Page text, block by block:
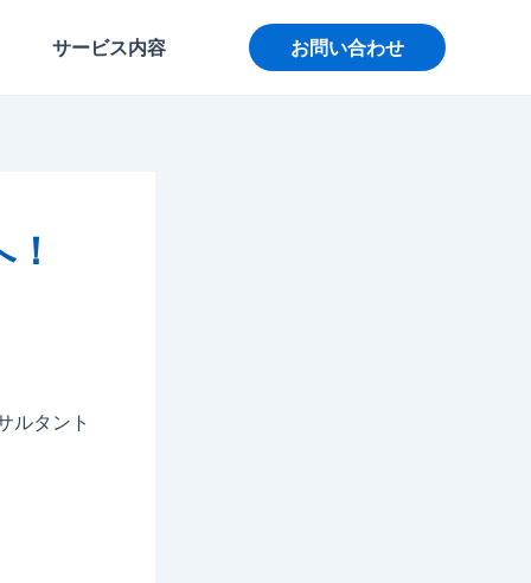
サービス内容 お問い合わせ
ルタント